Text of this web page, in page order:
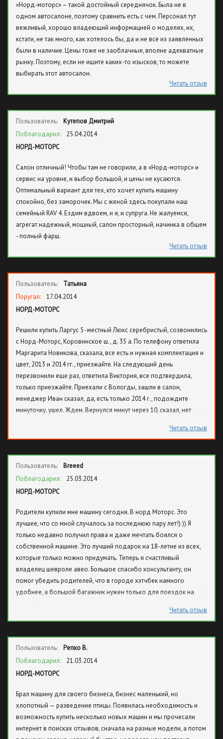
«Норд-моторс» – такой достойный середнячок. Была не в
одном автосалоне, поэтому сравнить есть с чем. Персонал тут
вежливый, хорошо владеющий информацией о моделях, их,
кстати, не так много, как хотелось бы, да и не все из заявленных
были в наличие. Цены тоже не заоблачные, вполне адекватные
рынку. Поэтому, если не ищите каких-то изысков, то можете
выбирать этот автосалон.
Читать отзыв
Пользователь:
Кутепов Дмитрий
Поблагодарил:
25.04.2014
НОРД-МОТОРС
Салон отличный! Чтобы там не говорили, а в «Норд-моторс» и
сервис на уровне, и выбор большой, и цены не кусаются.
Оптимальный вариант для тех, кто хочет купить машину
спокойно, без заморочек. Мы с женой здесь покупали наш
семейный RAV 4. Ездим вдвоем, и я, и супруга. Не жалуемся,
агрегат надежный, мощный, салон просторный, начинка в общем
- полный фарш.
Читать отзыв
Пользователь:
Татьяна
Поругал:
17.04.2014
НОРД-МОТОРС
Решили купить Ларгус 5 -местный Люкс серебристый, созвонились
с Норд-Моторс, Коровинское ш., д. 35 а. По телефону ответила
Маргарита Новикова, сказала, все есть и нужная комплектация и
цвет, 2013 и 2014 гг., приезжайте. На следующий день
перезвонили еще раз, ответила Виктория, все подтвердила,
только приезжайте. Приехали с Вологды, зашли в салон,
менеджер Иван сказал, да, есть только 2014 г., подождите
минуточку, ушел. Ждем. Вернулся минут через 10, сказал, нет
появляется и сообщает, нет 5-ти местного, есть 7-ми местный,
обманом, лишь бы приехали, особенно, если издалека. При
оформлении оказалось еще + 5000 р. за договор и акт купли-
продажи, в которых умудрились вместо Вологодской области
занести Волгоградскую, хорошо, вовремя увидели, в кассовом
сидят на оформлении документов, на печатях Норд-Моторс
нигде и в помине нет, все через разные фирмы. Позднее
возникли вопросы к менеджеру, так этот Иван уже куда-то
смылся, вот такое обслуживание, а девочки по телефону просто
все врут! Почитала положительные отзывы, такое ощущение, что
пишут сами продавцы!
Читать отзыв
Пользователь:
Breeed
Поблагодарил:
25.03.2014
НОРД-МОТОРС
Родители купили мне машину сегодня. В норд Моторс. Это
лучшее, что со мной случалось за последнюю пару лет!) )) Я
только недавно получил права и даже мечтать боялся о
собственной машине. Это лучший подарок на 18-летие из всех,
которые только можно придумать. Теперь я счастливый
владелец шевроле авео. Большое спасибо консультанту, он
помог убедить родителей, что в городе хэтчбек намного
удобнее, а большой багажник нужен только для поездок на
помог с выбором. Спасибо ему, автосалону и родителям.
Читать отзыв
Пользователь:
Репко В.
Поблагодарил:
21.03.2014
НОРД-МОТОРС
Брал машину для своего бизнеса, бизнес маленький, но
хлопотный — разведение птицы. Появилась необходимость и
возможность купить несколько новых машин и мы прочесали
интернет в поисках отзывов, сначала на разные модели, а потом